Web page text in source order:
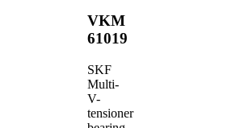
VKM
61019
SKF
Multi-
V-
tensioner